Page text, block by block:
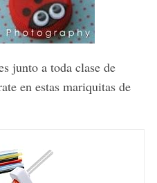
junto a toda clase de
en estas mariquitas de